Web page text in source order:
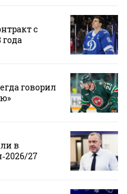
с
говорил
в
27